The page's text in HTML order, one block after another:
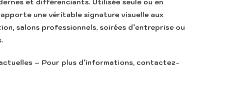
et différenciants. Utilisée seule ou en
une véritable signature visuelle aux
salons professionnels, soirées d’entreprise ou
– Pour plus d’informations, contactez-